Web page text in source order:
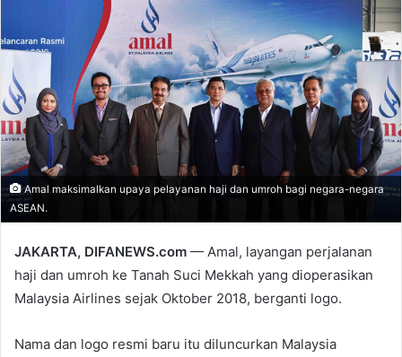
email
Amal maksimalkan upaya pelayanan haji dan umroh bagi negara-negara
ASEAN.
JAKARTA, DIFANEWS.com — Amal, layangan perjalanan
haji dan umroh ke Tanah Suci Mekkah yang dioperasikan
Malaysia Airlines sejak Oktober 2018, berganti logo.
Nama dan logo resmi baru itu diluncurkan Malaysia